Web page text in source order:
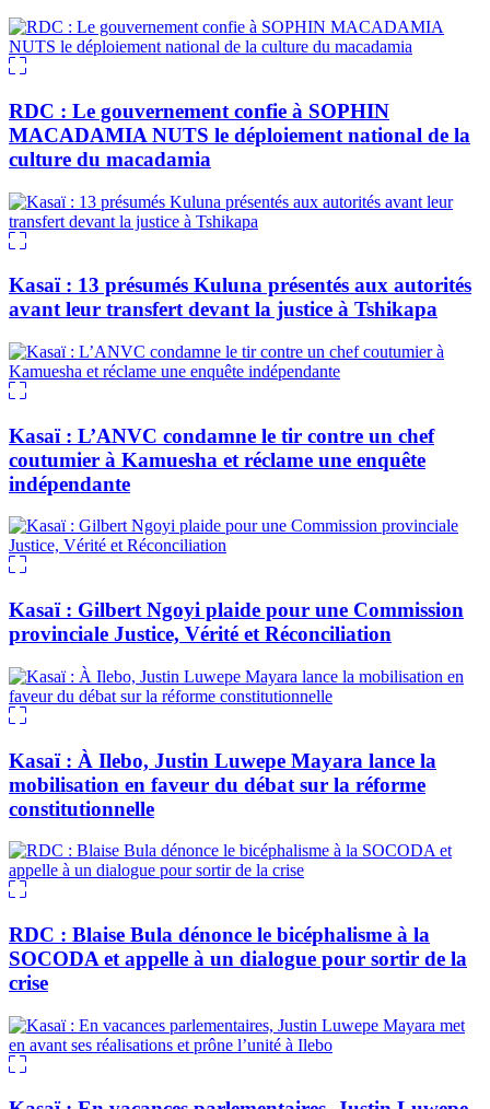
RDC : Le gouvernement confie à SOPHIN
MACADAMIA NUTS le déploiement national de la
culture du macadamia
Kasaï : 13 présumés Kuluna présentés aux autorités
avant leur transfert devant la justice à Tshikapa
Kasaï : L’ANVC condamne le tir contre un chef
coutumier à Kamuesha et réclame une enquête
indépendante
Kasaï : Gilbert Ngoyi plaide pour une Commission
provinciale Justice, Vérité et Réconciliation
Kasaï : À Ilebo, Justin Luwepe Mayara lance la
mobilisation en faveur du débat sur la réforme
constitutionnelle
RDC : Blaise Bula dénonce le bicéphalisme à la
SOCODA et appelle à un dialogue pour sortir de la
crise